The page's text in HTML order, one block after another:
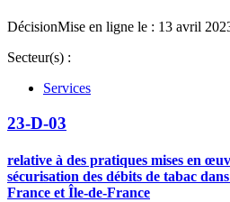
DécisionMise en ligne le : 13 avril
Secteur(s) :
Services
23-D-03
relative à des pratiques mises en
sécurisation des débits de tabac
France et Île-de-France